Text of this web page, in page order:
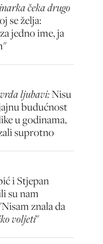
čeka drugo
se želja:
jedno ime, ja
ljubavi:Nisu
budućnost
u godinama,
suprotno
i Stjepan
su nam
znala da
voljeti"